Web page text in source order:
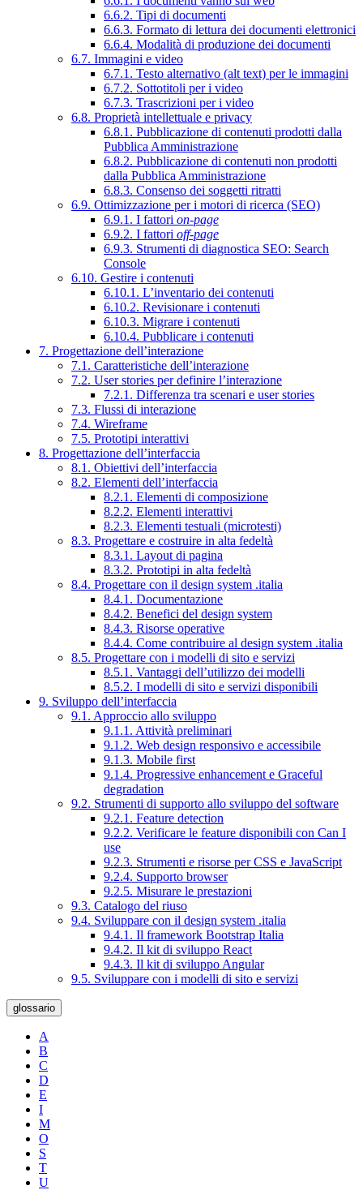
6.6.2. Tipi di documenti
6.6.3. Formato di lettura dei documenti elettronici
6.6.4. Modalità di produzione dei documenti
6.7. Immagini e video
6.7.1. Testo alternativo (alt text) per le immagini
6.7.2. Sottotitoli per i video
6.7.3. Trascrizioni per i video
6.8. Proprietà intellettuale e privacy
6.8.1. Pubblicazione di contenuti prodotti dalla
Pubblica Amministrazione
6.8.2. Pubblicazione di contenuti non prodotti
dalla Pubblica Amministrazione
6.8.3. Consenso dei soggetti ritratti
6.9. Ottimizzazione per i motori di ricerca (SEO)
6.9.1. I fattori on-page
6.9.2. I fattori off-page
6.9.3. Strumenti di diagnostica SEO: Search
Console
6.10. Gestire i contenuti
6.10.1. L’inventario dei contenuti
6.10.2. Revisionare i contenuti
6.10.3. Migrare i contenuti
6.10.4. Pubblicare i contenuti
7. Progettazione dell’interazione
7.1. Caratteristiche dell’interazione
7.2. User stories per definire l’interazione
7.2.1. Differenza tra scenari e user stories
7.3. Flussi di interazione
7.4. Wireframe
7.5. Prototipi interattivi
8. Progettazione dell’interfaccia
8.1. Obiettivi dell’interfaccia
8.2. Elementi dell’interfaccia
8.2.1. Elementi di composizione
8.2.2. Elementi interattivi
8.2.3. Elementi testuali (microtesti)
8.3. Progettare e costruire in alta fedeltà
8.3.1. Layout di pagina
8.3.2. Prototipi in alta fedeltà
8.4. Progettare con il design system .italia
8.4.1. Documentazione
8.4.2. Benefici del design system
8.4.3. Risorse operative
8.4.4. Come contribuire al design system .italia
8.5. Progettare con i modelli di sito e servizi
8.5.1. Vantaggi dell’utilizzo dei modelli
8.5.2. I modelli di sito e servizi disponibili
9. Sviluppo dell’interfaccia
9.1. Approccio allo sviluppo
9.1.1. Attività preliminari
9.1.2. Web design responsivo e accessibile
9.1.3. Mobile first
9.1.4. Progressive enhancement e Graceful
degradation
9.2. Strumenti di supporto allo sviluppo del software
9.2.1. Feature detection
9.2.2. Verificare le feature disponibili con Can I
use
9.2.3. Strumenti e risorse per CSS e JavaScript
9.2.4. Supporto browser
9.2.5. Misurare le prestazioni
9.3. Catalogo del riuso
9.4. Sviluppare con il design system .italia
9.4.1. Il framework Bootstrap Italia
9.4.2. Il kit di sviluppo React
9.4.3. Il kit di sviluppo Angular
9.5. Sviluppare con i modelli di sito e servizi
glossario
A
B
C
D
E
I
M
O
S
T
U